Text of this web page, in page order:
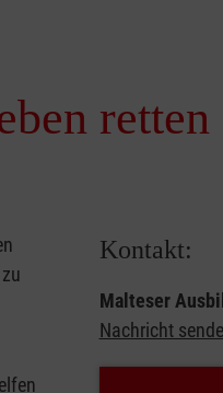
retten
Kontakt:
Malteser
Nachricht